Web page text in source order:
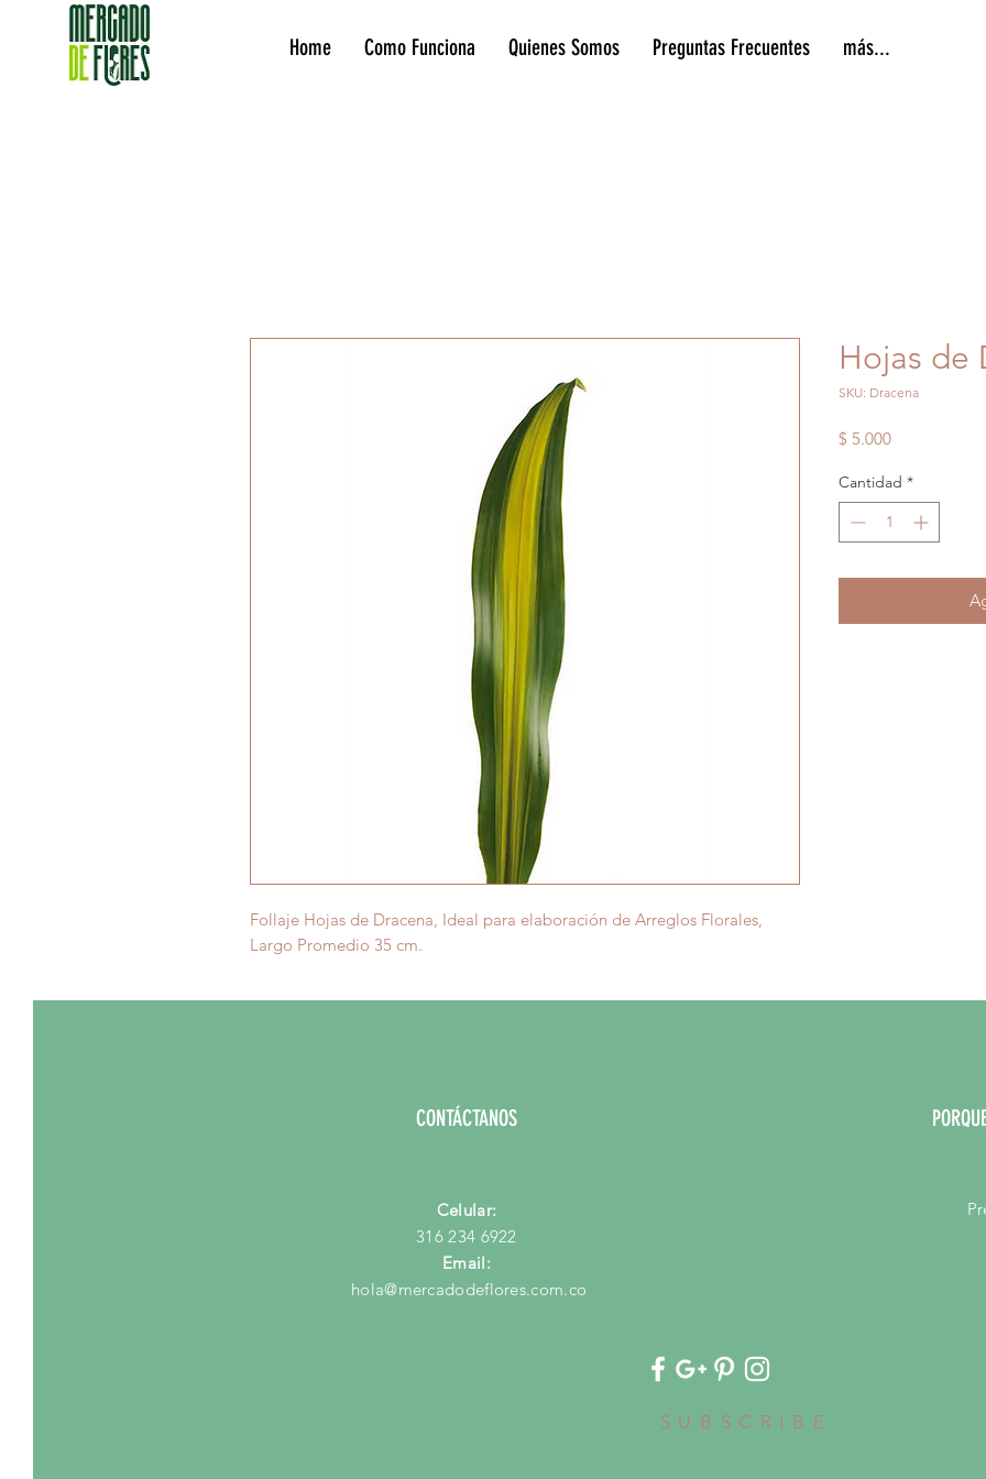
Home Como Funciona Quienes Somos Preguntas Frecuentes más...
Follaje Hojas de Dracena, Ideal para elaboración de Arreglos Florales,
Largo Promedio 35 cm.
Hojas de
SKU: Dracena
$ 5.000Precio
Cantidad *
CONTÁCTANOS
Celular:
316 234 6922
Email:
hola@mercadodeflores.com.co
SUBSCRIBE